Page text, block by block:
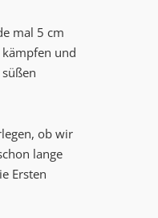
mal 5 cm
und
ob wir
lange
Ersten